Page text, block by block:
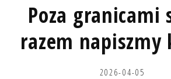
Poza granicami
razem napiszmy
2026-04-05